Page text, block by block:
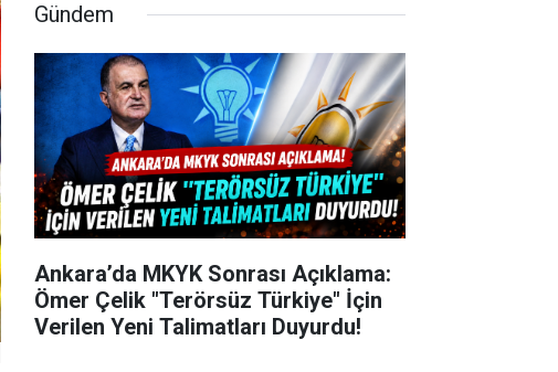
Gündem
Ankara’da MKYK Sonrası Açıklama:
Ömer Çelik "Terörsüz Türkiye" İçin
Verilen Yeni Talimatları Duyurdu!